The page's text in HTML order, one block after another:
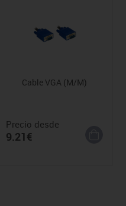
Cable VGA (M/M)
Precio desde
9.21€